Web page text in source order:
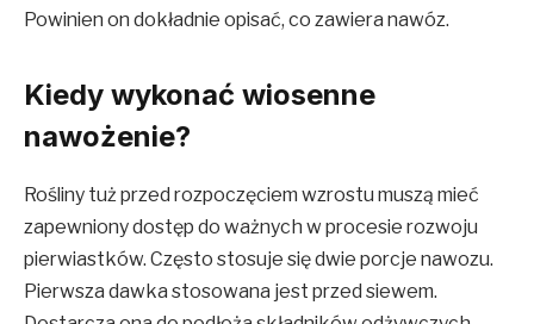
Powinien on dokładnie opisać, co zawiera nawóz.
Kiedy wykonać wiosenne
nawożenie?
Rośliny tuż przed rozpoczęciem wzrostu muszą mieć
zapewniony dostęp do ważnych w procesie rozwoju
pierwiastków. Często stosuje się dwie porcje nawozu.
Pierwsza dawka stosowana jest przed siewem.